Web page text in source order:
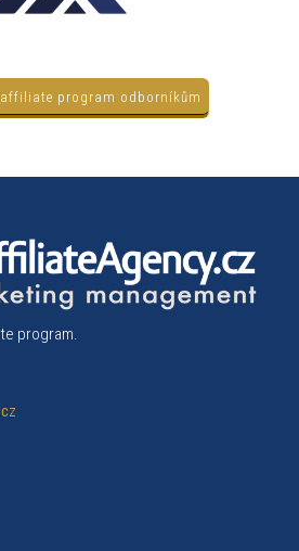
affiliate program odborníkům
program.